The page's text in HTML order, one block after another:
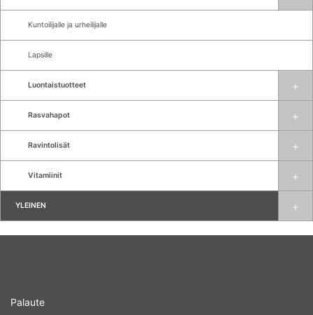
Kuntoilijalle ja urheilijalle
Lapsille
Luontaistuotteet
Rasvahapot
Ravintolisät
Vitamiinit
YLEINEN
Palaute